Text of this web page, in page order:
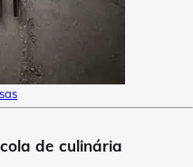
de culinária